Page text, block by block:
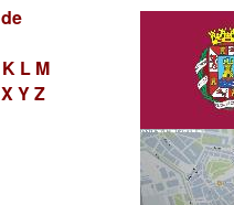
K L M
XYZ